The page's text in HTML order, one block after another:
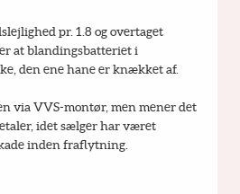
pr. 1.8 og overtaget
at blandingsbatteriet i
den ene hane er knækket af.
via VVS-montør, men mener det
idet sælger har været
inden fraflytning.